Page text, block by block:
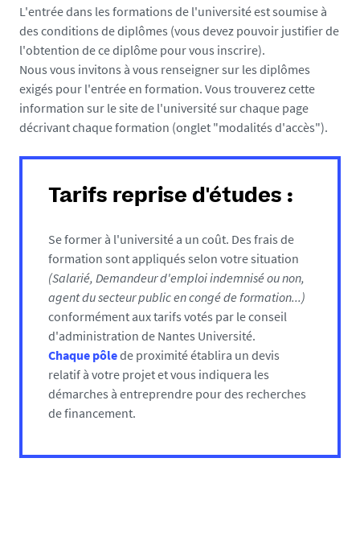
L'entrée dans les formations de l'université est soumise à
des conditions de diplômes (vous devez pouvoir justifier de
l'obtention de ce diplôme pour vous inscrire).
Nous vous invitons à vous renseigner sur les diplômes
exigés pour l'entrée en formation. Vous trouverez cette
information sur le site de l'université sur chaque page
décrivant chaque formation (onglet "modalités d'accès").
Tarifs reprise d'études :
Se former à l'université a un coût. Des frais de
formation sont appliqués selon votre situation
(Salarié, Demandeur d'emploi indemnisé ou non,
agent du secteur public en congé de formation...)
conformément aux tarifs votés par le conseil
d'administration de Nantes Université.
Chaque pôlede proximité établira un devis
relatif à votre projet et vous indiquera les
démarches à entreprendre pour des recherches
de financement.